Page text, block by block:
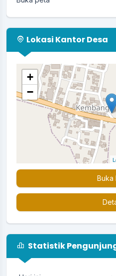
Lokasi Kantor Desa
+
−
Buka
Statistik